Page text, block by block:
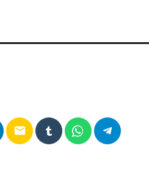
email